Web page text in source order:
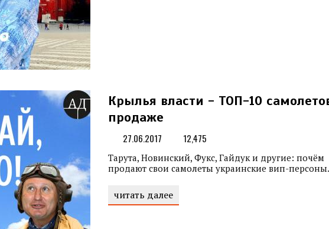
Крылья власти - ТОП-10
продаже
27.06.2017 12,475
Тарута, Новинский, Фукс, Гайдук и другие: почём
продают свои самолеты украинские вип-персоны.
читать далее